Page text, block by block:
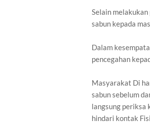
Selain
sabun kepada
Dalam
pencegahan
Masyarakat Di
sabun sebelum
langsung periksa
hindari kontak